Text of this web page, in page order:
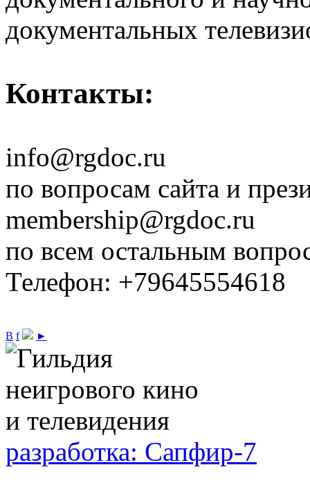
документальных
Контакты:
info@rgdoc.ru
по вопросам сайта и
membership@rgdoc.ru
по всем остальным
Телефон: +79645554618
В f ►
разработка: Сапфир-7